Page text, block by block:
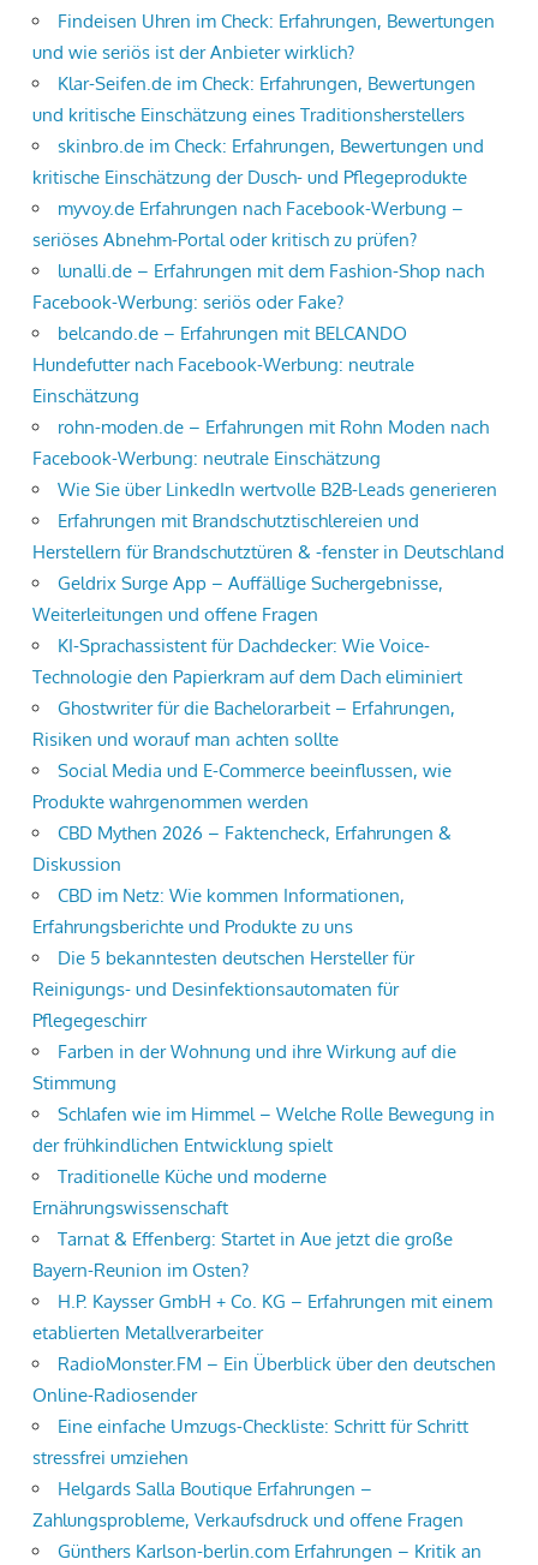
Findeisen Uhren im Check: Erfahrungen, Bewertungen
und wie seriös ist der Anbieter wirklich?
Klar-Seifen.de im Check: Erfahrungen, Bewertungen
und kritische Einschätzung eines Traditionsherstellers
skinbro.de im Check: Erfahrungen, Bewertungen und
kritische Einschätzung der Dusch- und Pflegeprodukte
myvoy.de Erfahrungen nach Facebook-Werbung –
seriöses Abnehm-Portal oder kritisch zu prüfen?
lunalli.de – Erfahrungen mit dem Fashion-Shop nach
Facebook-Werbung: seriös oder Fake?
belcando.de – Erfahrungen mit BELCANDO
Hundefutter nach Facebook-Werbung: neutrale
Einschätzung
rohn-moden.de – Erfahrungen mit Rohn Moden nach
Facebook-Werbung: neutrale Einschätzung
Wie Sie über LinkedIn wertvolle B2B-Leads generieren
Erfahrungen mit Brandschutztischlereien und
Herstellern für Brandschutztüren & -fenster in Deutschland
Geldrix Surge App – Auffällige Suchergebnisse,
Weiterleitungen und offene Fragen
KI-Sprachassistent für Dachdecker: Wie Voice-
Technologie den Papierkram auf dem Dach eliminiert
Ghostwriter für die Bachelorarbeit – Erfahrungen,
Risiken und worauf man achten sollte
Social Media und E-Commerce beeinflussen, wie
Produkte wahrgenommen werden
CBD Mythen 2026 – Faktencheck, Erfahrungen &
Diskussion
CBD im Netz: Wie kommen Informationen,
Erfahrungsberichte und Produkte zu uns
Die 5 bekanntesten deutschen Hersteller für
Reinigungs- und Desinfektionsautomaten für
Pflegegeschirr
Farben in der Wohnung und ihre Wirkung auf die
Stimmung
Schlafen wie im Himmel – Welche Rolle Bewegung in
der frühkindlichen Entwicklung spielt
Traditionelle Küche und moderne
Ernährungswissenschaft
Tarnat & Effenberg: Startet in Aue jetzt die große
Bayern-Reunion im Osten?
H.P. Kaysser GmbH + Co. KG – Erfahrungen mit einem
etablierten Metallverarbeiter
RadioMonster.FM – Ein Überblick über den deutschen
Online-Radiosender
Eine einfache Umzugs-Checkliste: Schritt für Schritt
stressfrei umziehen
Helgards Salla Boutique Erfahrungen –
Zahlungsprobleme, Verkaufsdruck und offene Fragen
Günthers Karlson-berlin.com Erfahrungen – Kritik an